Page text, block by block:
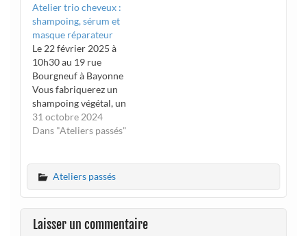
18h Lieu : 19 rue
Bourgneuf à Bayonne
Prix : 25 euros
S'inscrire
Atelier trio cheveux :
shampoing, sérum et
masque réparateur
Le 22 février 2025 à
10h30 au 19 rue
Bourgneuf à Bayonne
Vous fabriquerez un
shampoing végétal, un
masque réparateur et
un sérum aux huiles
de la cosmétique
naturelle. Date : 22
février 2025 Heure :
Bourgneuf à Bayonne
31 octobre 2024
Dans "Ateliers passés"
Ateliers passés
Laisser un commentaire